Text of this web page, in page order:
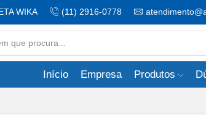
WIKA (11) 2916-0778
input
Início Empresa Produtos